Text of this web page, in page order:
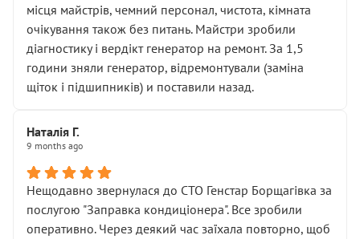
місця майстрів, чемний персонал, чистота, кімната
очікування також без питань. Майстри зробили
діагностику і вердікт генератор на ремонт. За 1,5
години зняли генератор, відремонтували (заміна
щіток і підшипників) и поставили назад.
Наталія Г.
9 months ago
Нещодавно звернулася до СТО Генстар Борщагівка за
послугою "Заправка кондиціонера". Все зробили
оперативно. Через деякий час заїхала повторно, щоб